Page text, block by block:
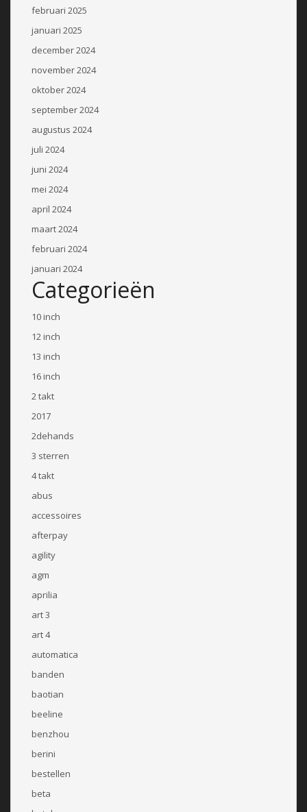
februari 2025
januari 2025
december 2024
november 2024
oktober 2024
september 2024
augustus 2024
juli 2024
juni 2024
mei 2024
april 2024
maart 2024
februari 2024
januari 2024
Categorieën
10 inch
12 inch
13 inch
16 inch
2 takt
2017
2dehands
3 sterren
4 takt
abus
accessoires
afterpay
agility
agm
aprilia
art 3
art 4
automatica
banden
baotian
beeline
benzhou
berini
bestellen
beta